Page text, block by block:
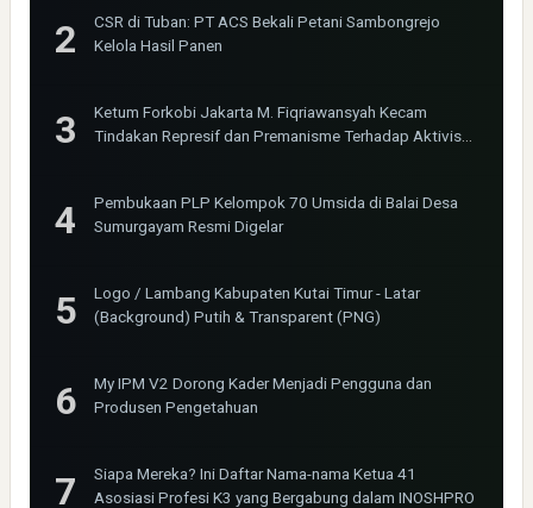
CSR di Tuban: PT ACS Bekali Petani Sambongrejo
Kelola Hasil Panen
Ketum Forkobi Jakarta M. Fiqriawansyah Kecam
Tindakan Represif dan Premanisme Terhadap Aktivis
Pembukaan PLP Kelompok 70 Umsida di Balai Desa
Sumurgayam Resmi Digelar
Logo / Lambang Kabupaten Kutai Timur - Latar
(Background) Putih & Transparent (PNG)
My IPM V2 Dorong Kader Menjadi Pengguna dan
Produsen Pengetahuan
Siapa Mereka? Ini Daftar Nama-nama Ketua 41
Asosiasi Profesi K3 yang Bergabung dalam INOSHPRO